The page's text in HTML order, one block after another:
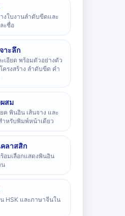
งใบงานลำดับขีดและ
ะชื่อ
าะลึก
เอียด พร้อมตัวอย่างตัว
รงสร้าง ลำดับขีด คำ
สม
ค พินอิน เส้นจาง และ
ำหรับพิมพ์หน้าเดียว
ลาสสิก
อมเลือกแสดงพินอิน
น
HSK และภาษาจีนใน